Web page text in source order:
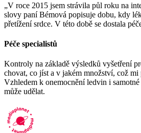
„V roce 2015 jsem strávila půl roku na
slovy paní Bémová popisuje dobu, kdy
přetížení srdce. V této době se dostala
Péče specialistů
Kontroly na základě výsledků vyšetření
chovat, co jíst a v jakém množství, což
Vzhledem k onemocnění ledvin i
může udělat.